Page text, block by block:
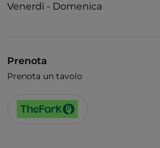
Venerdì - Domenica
Prenota
Prenota un tavolo